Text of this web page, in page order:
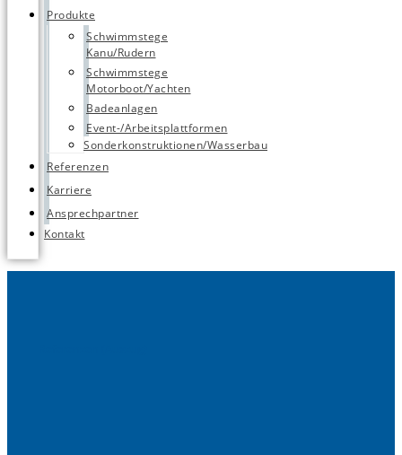
Produkte
Schwimmstege
Kanu/Rudern
Schwimmstege
Motorboot/Yachten
Badeanlagen
Event-/Arbeitsplattformen
Sonderkonstruktionen/Wasserbau
Referenzen
Karriere
Ansprechpartner
Kontakt